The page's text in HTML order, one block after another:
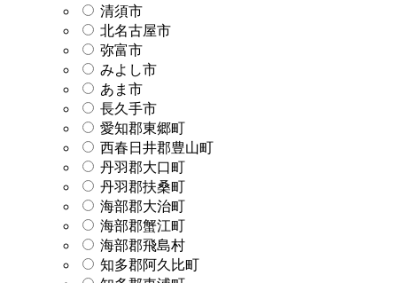
清須市
北名古屋市
弥富市
みよし市
あま市
長久手市
愛知郡東郷町
西春日井郡豊山町
丹羽郡大口町
丹羽郡扶桑町
海部郡大治町
海部郡蟹江町
海部郡飛島村
知多郡阿久比町